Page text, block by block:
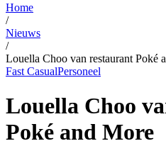
Home
/
Nieuws
/
Louella Choo van restaurant Poké
Fast CasualPersoneel
Louella Choo
Poké and More